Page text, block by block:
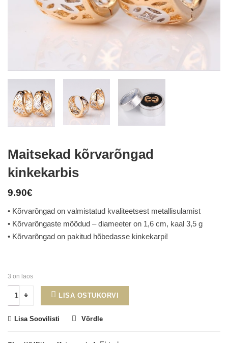
Maitsekad kõrvarõngad
kinkekarbis
9.90€
• Kõrvarõngad on valmistatud kvaliteetsest metallisulamist
• Kõrvarõngaste mõõdud – diameeter on 1,6 cm, kaal 3,5 g
• Kõrvarõngad on pakitud hõbedasse kinkekarpi!
3 on laos
LISA OSTUKORVI
Lisa Soovilisti Võrdle